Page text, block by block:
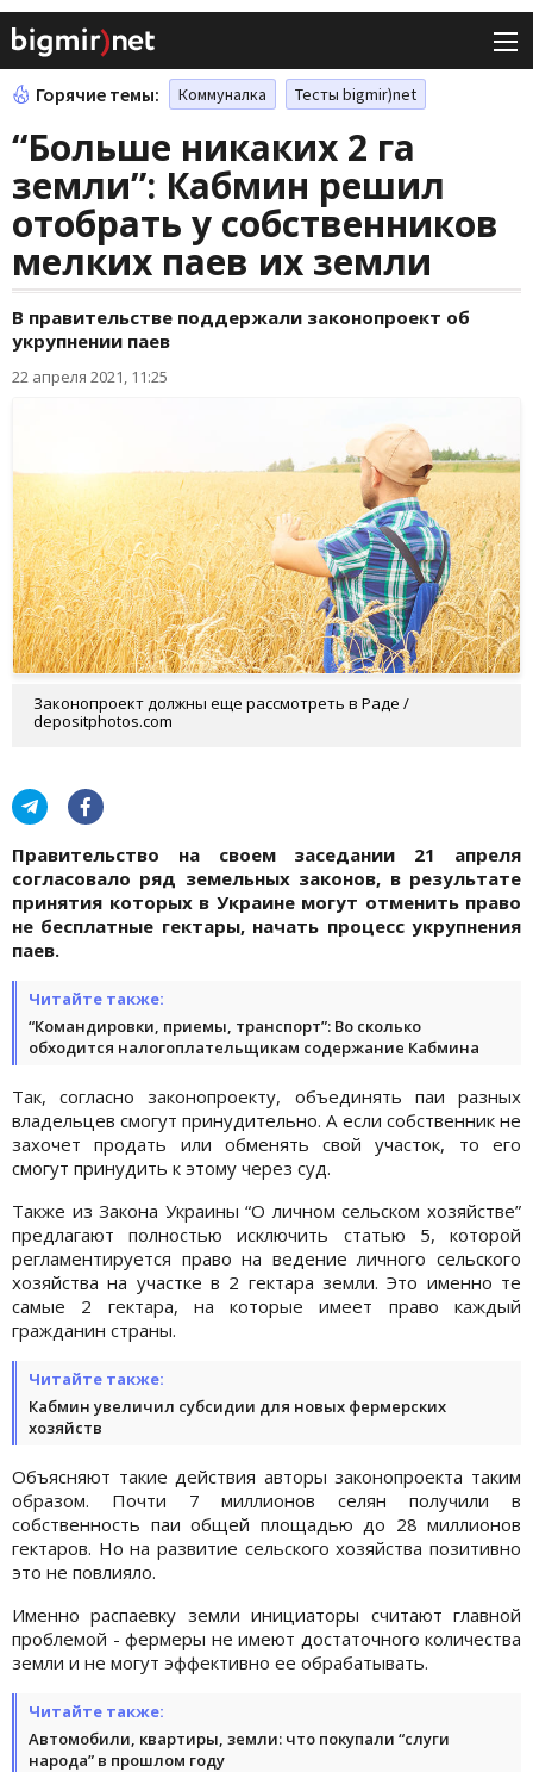
Горячие темы: Коммуналка Тесты bigmir)net
“Больше никаких 2 га
земли”: Кабмин решил
отобрать у собственников
мелких паев их земли
В правительстве поддержали законопроект об
укрупнении паев
22 апреля 2021, 11:25
Законопроект должны еще рассмотреть в Раде /
depositphotos.com
Правительство на своем заседании 21 апреля
согласовало ряд земельных законов, в результате
принятия которых в Украине могут отменить право
не бесплатные гектары, начать процесс укрупнения
паев.
Читайте также:
“Командировки, приемы, транспорт”: Во сколько
обходится налогоплательщикам содержание Кабмина
Так, согласно законопроекту, объединять паи разных
владельцев смогут принудительно. А если собственник не
захочет продать или обменять свой участок, то его
смогут принудить к этому через суд.
Также из Закона Украины “О личном сельском хозяйстве”
предлагают полностью исключить статью 5, которой
регламентируется право на ведение личного сельского
хозяйства на участке в 2 гектара земли. Это именно те
самые 2 гектара, на которые имеет право каждый
гражданин страны.
Читайте также:
Кабмин увеличил субсидии для новых фермерских
хозяйств
Объясняют такие действия авторы законопроекта таким
образом. Почти 7 миллионов селян получили в
собственность паи общей площадью до 28 миллионов
гектаров. Но на развитие сельского хозяйства позитивно
это не повлияло.
Именно распаевку земли инициаторы считают главной
проблемой - фермеры не имеют достаточного количества
земли и не могут эффективно ее обрабатывать.
Читайте также:
Автомобили, квартиры, земли: что покупали “слуги
народа” в прошлом году